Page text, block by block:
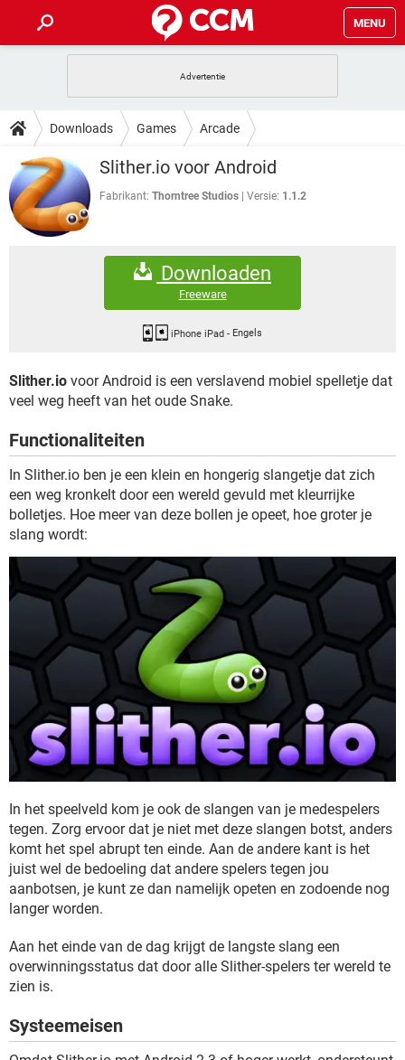
MENU
INSTAGRAM WINDOWS 10
NETFLIX CORONAVIRUS
GRATIS SNAPCHAT
TIKTOK
HOW-TO
VIDEOBELLEN GAMES
INSTAGRAM
NETFLIX
DOWNLOADS
VIDEOBELLEN GAMES
INSTAGRAM
CORONAVIRUS
SNAPCHAT
FORUM
WINDOWS 10
CORONAVIRUS
SNAPCHAT
GAMES
GRATIS SNAPCHAT
Downloads Games Arcade
Slither.io voor Android
Fabrikant: Thorntree Studios Versie: 1.1.2
Downloaden
Freeware
iPhone iPad - Engels
Slither.io voor Android is een verslavend mobiel spelletje dat
veel weg heeft van het oude Snake.
Functionaliteiten
In Slither.io ben je een klein en hongerig slangetje dat zich
een weg kronkelt door een wereld gevuld met kleurrijke
bolletjes. Hoe meer van deze bollen je opeet, hoe groter je
slang wordt:
In het speelveld kom je ook de slangen van je medespelers
tegen. Zorg ervoor dat je niet met deze slangen botst, anders
komt het spel abrupt ten einde. Aan de andere kant is het
juist wel de bedoeling dat andere spelers tegen jou
aanbotsen, je kunt ze dan namelijk opeten en zodoende nog
langer worden.
Aan het einde van de dag krijgt de langste slang een
overwinningsstatus dat door alle Slither-spelers ter wereld te
zien is.
Systeemeisen